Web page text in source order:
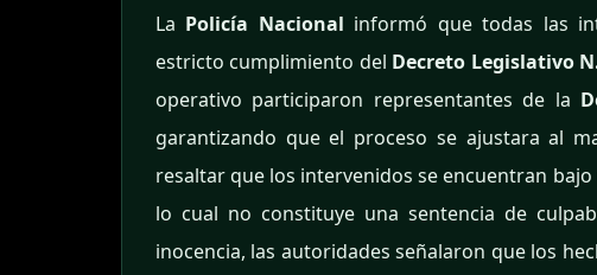
La Policía Nacional informó que todas las
estricto cumplimiento del Decreto Legislativo
operativo participaron representantes de la
garantizando que el proceso se ajustara al
resaltar que los intervenidos se encuentran
lo cual no constituye una sentencia de
inocencia, las autoridades señalaron que los